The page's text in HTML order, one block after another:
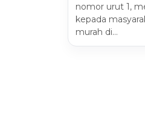
nomor urut 1,
kepada
murah di…